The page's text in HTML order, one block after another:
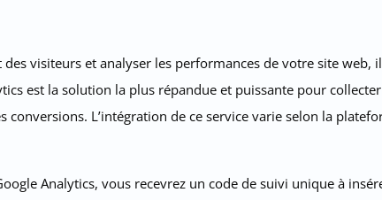
visiteurs et analyser les performances de votre site web,
est la solution la plus répandue et puissante pour
L’intégration de ce service varie selon la
Analytics, vous recevrez un code de suivi unique à